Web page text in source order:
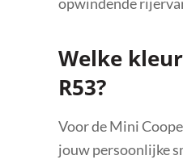
Welke
R53?
Voor de Mini
jouw persoonlijke